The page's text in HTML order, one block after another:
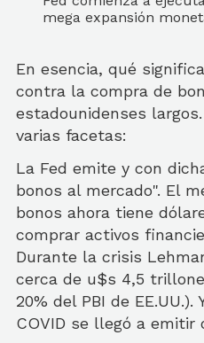
mega expansión
En esencia, qué
contra la compra de
estadounidenses
varias facetas:
La Fed emite y con
bonos al mercado". El
bonos ahora tiene
comprar activos
Durante la crisis
cerca de u$s 4,5
20% del PBI de
COVID se llegó a emitir